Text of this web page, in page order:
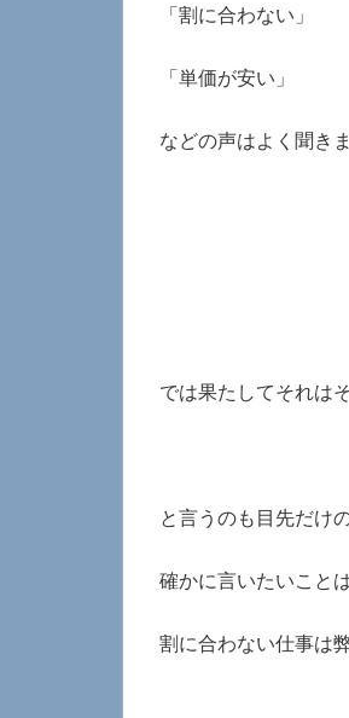
「割に合わない」
「単価が安い」
などの声はよく聞きま
では果たしてそれは
と言うのも目先だけ
確かに言いたいこと
割に合わない仕事は